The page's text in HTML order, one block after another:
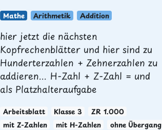
Mathe Arithmetik Addition
hier jetzt die nächsten
Kopfrechenblätter und hier sind zu
Hunderterzahlen + Zehnerzahlen zu
addieren... H-Zahl + Z-Zahl = und
als Platzhalteraufgabe
Arbeitsblatt Klasse 3
ZR 1.000
mit Z-Zahlen
mit H-Zahlen
ohne Übergang